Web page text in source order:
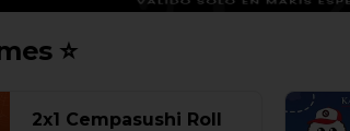
⭐
2x1 Cempasushi Roll